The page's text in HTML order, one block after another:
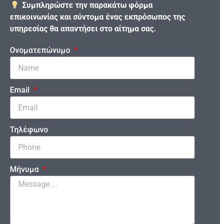
Συμπληρώστε την παρακάτω φόρμα
επικοινωνίας και σύντομα ένας εκπρόσωπος της
υπηρεσίας θα απαντήσει στο αίτημα σας.
Ονοματεπώνυμο
Email
Τηλέφωνο
Μήνυμα